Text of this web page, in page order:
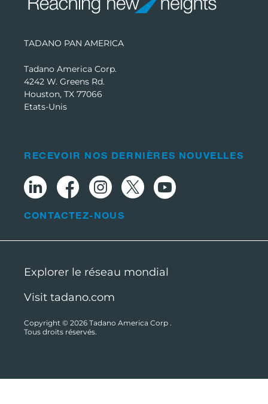
TADANO PAN AMERICA
Tadano America Corp.
4242 W. Greens Rd.
Houston, TX 77066
Etats-Unis
RECEVOIR NOS DERNIÈRES NOUVELLES
CONTACTEZ-NOUS
Explorer le réseau mondial
Visit tadano.com
Copyright © 2026 Tadano America Corp .
Tous droits réservés.